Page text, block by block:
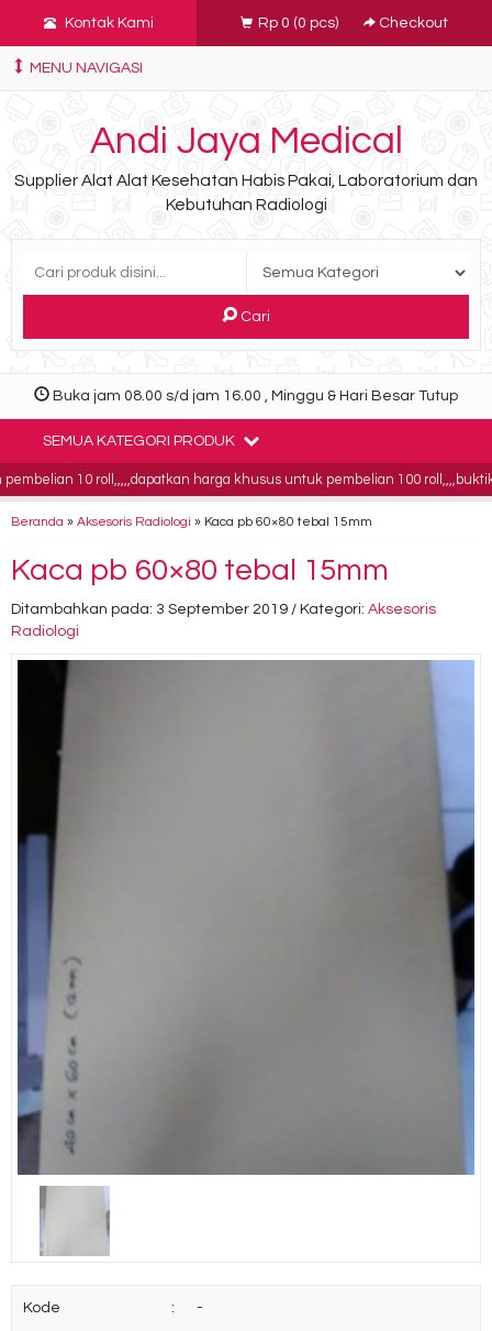
Kontak Kami Rp 0 (0 pcs) Checkout
MENU NAVIGASI
Andi Jaya Medical
Supplier Alat Alat Kesehatan Habis Pakai, Laboratorium dan
Kebutuhan Radiologi
Cari
Buka jam 08.00 s/d jam 16.00 , Minggu & Hari Besar Tutup
SEMUA KATEGORI PRODUK
10 roll,,,,,dapatkan harga khusus untuk pembelian 100
Beranda » Aksesoris Radiologi » Kaca pb 60×80 tebal 15mm
Kaca pb 60×80 tebal 15mm
Ditambahkan pada: 3 September 2019 / Kategori: Aksesoris
Radiologi
Kode : -